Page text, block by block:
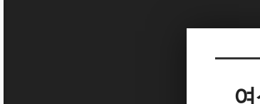
Sketchbook5, 스케치북5